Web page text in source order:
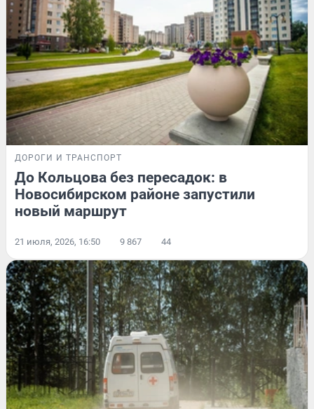
ДОРОГИ И ТРАНСПОРТ
До Кольцова без пересадок: в
Новосибирском районе запустили
новый маршрут
21 июля, 2026, 16:50 9 867 44